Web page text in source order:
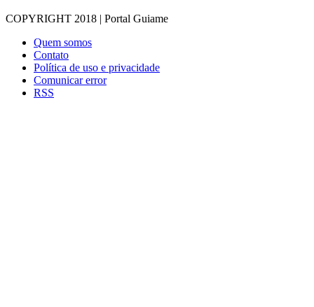
COPYRIGHT 2018 | Portal Guiame
Quem somos
Contato
Política de uso e privacidade
Comunicar error
RSS